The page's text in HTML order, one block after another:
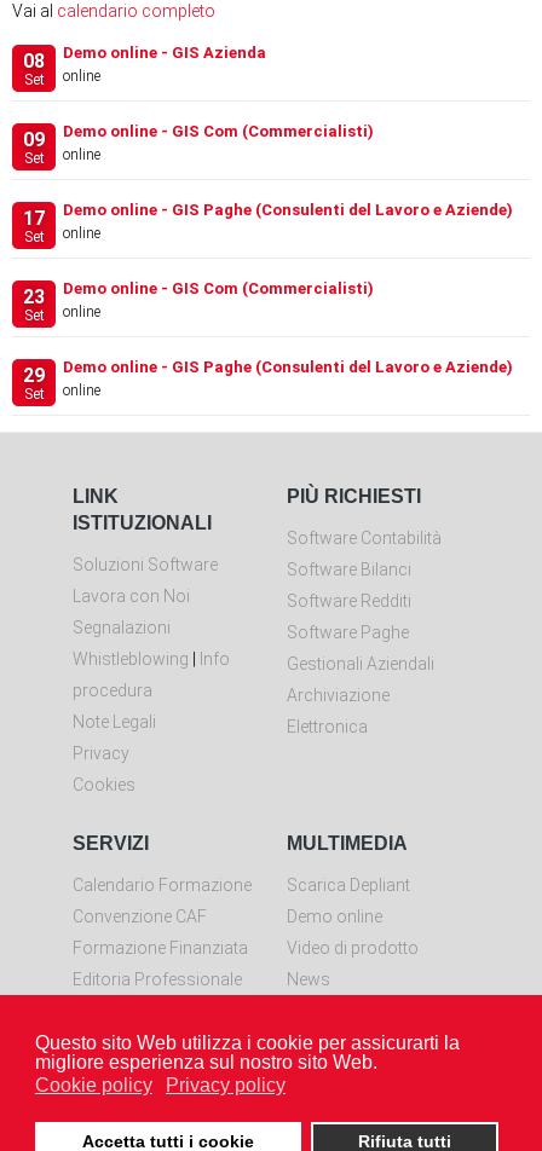
Questo sito Web utilizza i cookie per assicurarti la
migliore esperienza sul nostro sito Web.
Cookie policy
Privacy policy
Accetta tutti i cookie Rifiuta tutti
Vai al calendario completo
08
Set
Demo online - GIS Azienda
online
09
Set
Demo online - GIS Com (Commercialisti)
online
17
Set
Demo online - GIS Paghe (Consulenti del Lavoro e Aziende)
online
23
Set
Demo online - GIS Com (Commercialisti)
online
29
Set
Demo online - GIS Paghe (Consulenti del Lavoro e Aziende)
online
LINK
ISTITUZIONALI
Soluzioni Software
Lavora con Noi
Segnalazioni
Whistleblowing
Info
procedura
Note Legali
Privacy
Cookies
PIÙ RICHIESTI
Software Contabilità
Software Bilanci
Software Redditi
Software Paghe
Gestionali Aziendali
Archiviazione
Elettronica
SERVIZI
Calendario Formazione
Convenzione CAF
Formazione Finanziata
Editoria Professionale
Scarica LiveResolve per
Windows
MULTIMEDIA
Scarica Depliant
Demo online
Video di prodotto
News